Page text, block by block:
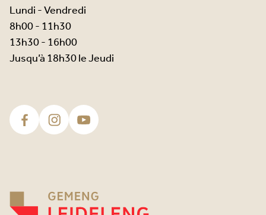
Lundi - Vendredi
8h00 - 11h30
13h30 - 16h00
Jusqu’à 18h30 le Jeudi